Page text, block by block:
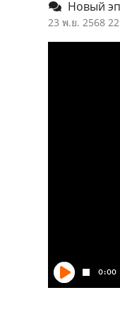
Новый
23 พ.ย. 2568